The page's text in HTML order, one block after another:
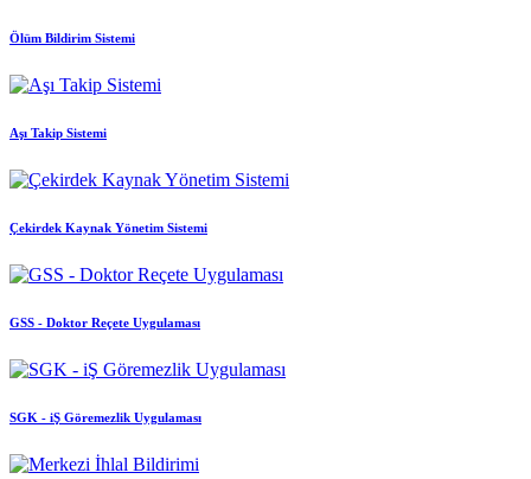
Ölüm Bildirim Sistemi
Aşı Takip Sistemi
Çekirdek Kaynak Yönetim Sistemi
GSS - Doktor Reçete Uygulaması
SGK - iŞ Göremezlik Uygulaması